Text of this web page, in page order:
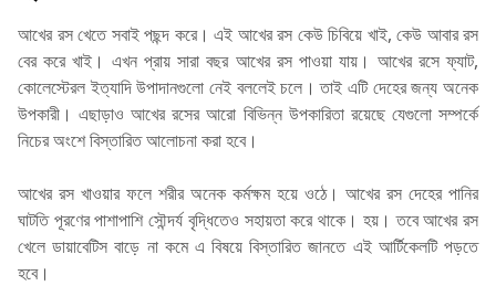
আখের রস খেতে সবাই পছন্দ করে। এই আখের রস কেউ চিবিয়ে খাই, কেউ আবার রস
বের করে খাই। এখন প্রায় সারা বছর আখের রস পাওয়া যায়। আখের রসে ফ্যাট,
কোলেস্টেরল ইত্যাদি উপাদানগুলো নেই বললেই চলে। তাই এটি দেহের জন্য অনেক
উপকারী। এছাড়াও আখের রসের আরো বিভিন্ন উপকারিতা রয়েছে যেগুলো সম্পর্কে
নিচের অংশে বিস্তারিত আলোচনা করা হবে।
আখের রস খাওয়ার ফলে শরীর অনেক কর্মক্ষম হয়ে ওঠে। আখের রস দেহের পানির
ঘাটতি পূরণের পাশাপাশি সৌন্দর্য বৃদ্ধিতেও সহায়তা করে থাকে। হয়। তবে আখের রস
খেলে ডায়াবেটিস বাড়ে না কমে এ বিষয়ে বিস্তারিত জানতে এই আর্টিকেলটি পড়তে
হবে।